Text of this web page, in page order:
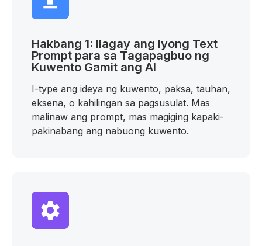
Hakbang 1: Ilagay ang Iyong Text
Prompt para sa Tagapagbuo ng
Kuwento Gamit ang AI
I-type ang ideya ng kuwento, paksa, tauhan,
eksena, o kahilingan sa pagsusulat. Mas
malinaw ang prompt, mas magiging kapaki-
pakinabang ang nabuong kuwento.